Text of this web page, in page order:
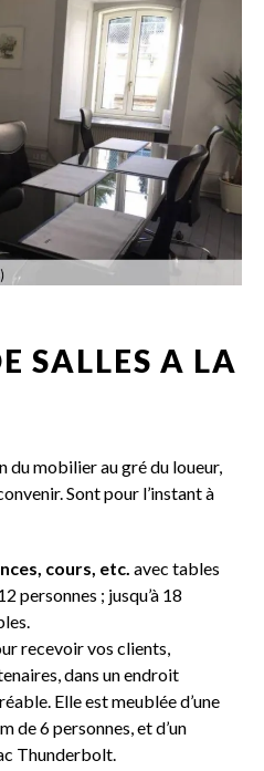
SALLES A LA
mobilier au gré du loueur,
Sont pour l’instant à
cours, etc. avec tables
personnes ; jusqu’à 18
recevoir vos clients,
dans un endroit
Elle est meublée d’une
de 6 personnes, et d’un
Thunderbolt.